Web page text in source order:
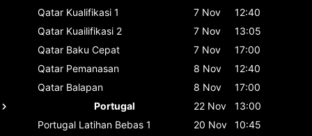
Qatar Kualifikasi 1 7 Nov
12:40
Qatar Kuailifikasi 2 7 Nov
13:05
Qatar Baku Cepat 7 Nov
17:00
Qatar Pemanasan 8 Nov
12:40
Qatar Balapan 8 Nov
17:00
Portugal
22 Nov
13:00
Portugal Latihan Bebas 1 20 Nov
10:45